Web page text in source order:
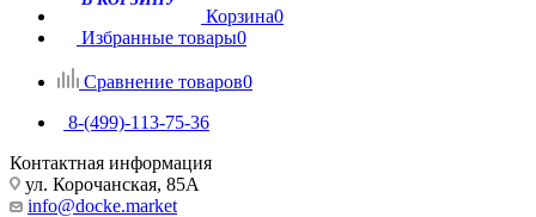
Корзина0
Избранные товары0
Сравнение товаров0
8-(499)-113-75-36
Контактная информация
ул. Корочанская, 85А
info@docke.market